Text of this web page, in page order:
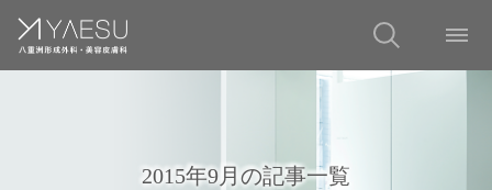
2015年9月の記事一覧